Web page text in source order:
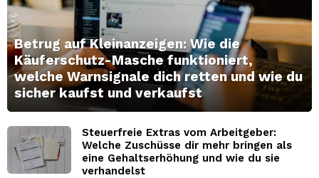
Betrug auf Kleinanzeigen: Wie die
Käuferschutz-Masche funktioniert,
welche Warnsignale dich retten und wie du
sicher kaufst und verkaufst
Steuerfreie Extras vom Arbeitgeber:
Welche Zuschüsse dir mehr bringen als
eine Gehaltserhöhung und wie du sie
verhandelst